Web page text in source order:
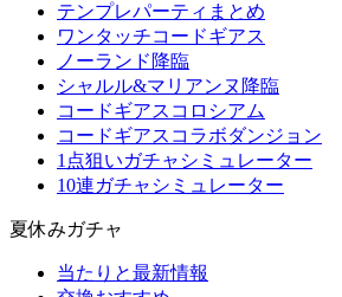
テンプレパーティまとめ
ワンタッチコードギアス
ノーランド降臨
シャルル&マリアンヌ降臨
コードギアスコロシアム
コードギアスコラボダンジョン
1点狙いガチャシミュレーター
10連ガチャシミュレーター
夏休みガチャ
当たりと最新情報